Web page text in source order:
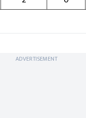
ADVERTISEMENT